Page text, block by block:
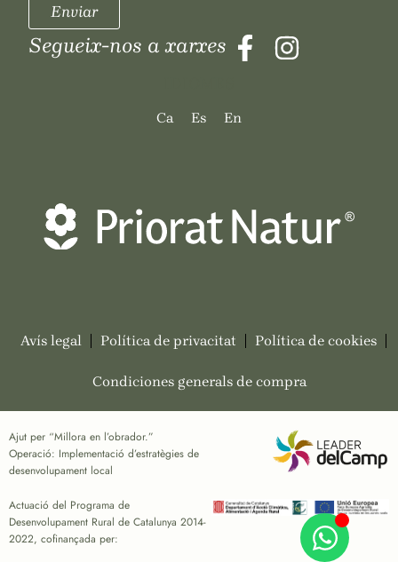
Enviar
Segueix-nos a xarxes
Ca Es En
Avís legal Política de privacitat Política de cookies
Condiciones generals de compra
Ajut per “Millora en l’obrador.”
Operació: Implementació d’estratègies de
desenvolupament local
Actuació del Programa de
Desenvolupament Rural de Catalunya 2014-
2022, cofinançada per: